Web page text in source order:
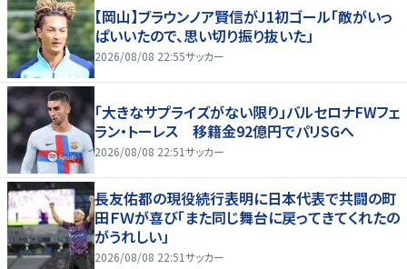
【岡山】ブラウンノア賢信がJ1初ゴール「敵がいっ
ぱいいたので、思い切り振り抜いた」
2026/08/08 22:55サッカー
「大きなサプライズがない限り」バルセロナFWフェ
ラン・トーレス 移籍金92億円でパリSGへ
2026/08/08 22:51サッカー
長友佑都の現役続行表明に日本代表で共闘の町
田ＦＷが喜び「また同じ舞台に戻ってきてくれたの
がうれしい」
2026/08/08 22:51サッカー